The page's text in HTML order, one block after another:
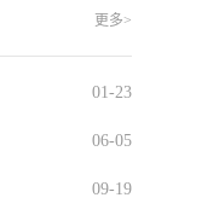
更多>
01-23
06-05
09-19